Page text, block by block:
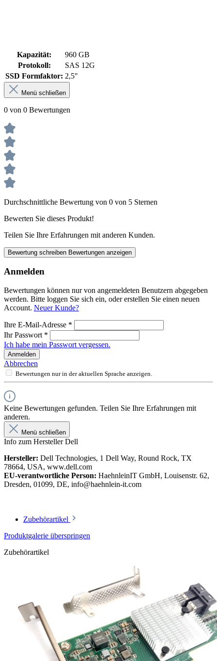
Kapazität:
960 GB
Protokoll:
SAS 12G
SSD Formfaktor: 2,5"
Menü schließen
0 von 0 Bewertungen
Durchschnittliche Bewertung von 0 von 5 Sternen
Bewerten Sie dieses Produkt!
Teilen Sie Ihre Erfahrungen mit anderen Kunden.
Bewertung schreiben Bewertungen anzeigen
Anmelden
Bewertungen können nur von angemeldeten Benutzern abgegeben
werden. Bitte loggen Sie sich ein, oder erstellen Sie einen neuen
Account. Neuer Kunde?
Ihre E-Mail-Adresse *
Ihr Passwort *
Ich habe mein Passwort vergessen.
Anmelden
Abbrechen
Bewertungen nur in der aktuellen Sprache anzeigen.
Keine Bewertungen gefunden. Teilen Sie Ihre Erfahrungen mit
anderen.
Menü schließen
Info zum Hersteller Dell
Hersteller: Dell Technologies, 1 Dell Way, Round Rock, TX
78664, USA, www.dell.com
EU-verantwortliche Person: HaehnleinIT GmbH, Louisenstr. 62,
Dresden, 01099, DE, info@haehnlein-it.com
Zubehörartikel
Produktgalerie überspringen
Zubehörartikel